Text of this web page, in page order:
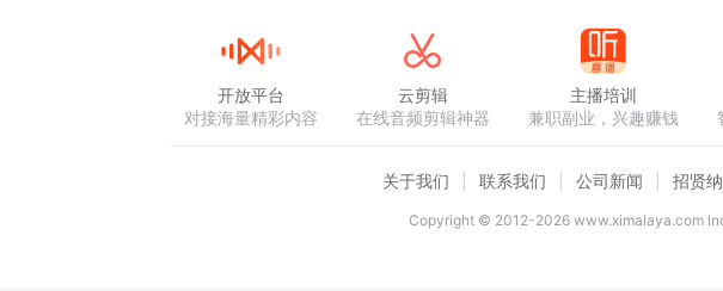
开放平台
对接海量精彩内容
云剪辑
在线音频剪辑神器
主播培训
兼职副业，兴趣赚钱
关于我们 联系我们 公司新闻 招贤
Copyright © 2012-2026www.ximalaya.com